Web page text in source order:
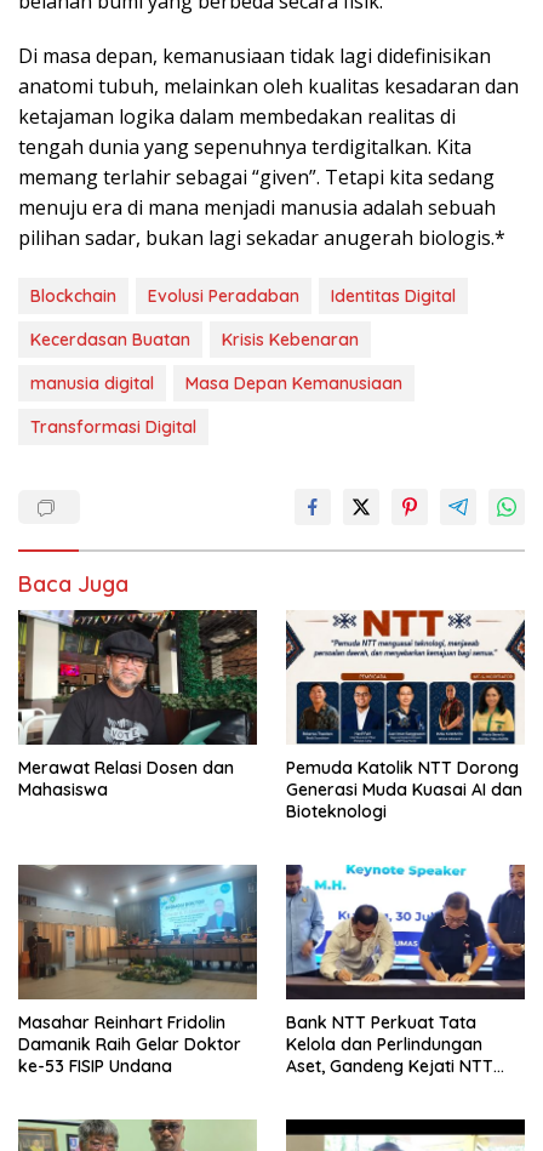
Di masa depan, kemanusiaan tidak lagi didefinisikan
anatomi tubuh, melainkan oleh kualitas kesadaran dan
ketajaman logika dalam membedakan realitas di
tengah dunia yang sepenuhnya terdigitalkan. Kita
memang terlahir sebagai “given”. Tetapi kita sedang
menuju era di mana menjadi manusia adalah sebuah
pilihan sadar, bukan lagi sekadar anugerah biologis.*
Blockchain Evolusi Peradaban
Identitas Digital
Kecerdasan Buatan
Krisis Kebenaran
manusia digital
Masa Depan Kemanusiaan
Transformasi Digital
Baca Juga
Merawat Relasi Dosen dan
Mahasiswa
Pemuda Katolik NTT Dorong
Generasi Muda Kuasai AI dan
Bioteknologi
Masahar Reinhart Fridolin
Damanik Raih Gelar Doktor
ke-53 FISIP Undana
Bank NTT Perkuat Tata
Kelola dan Perlindungan
Aset, Gandeng Kejati NTT